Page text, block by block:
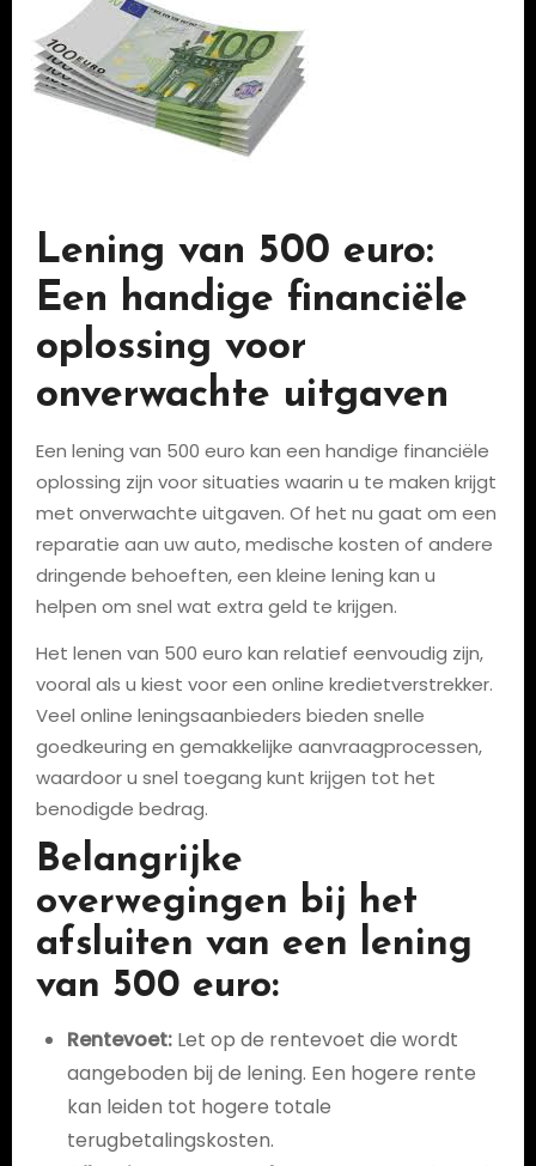
Lening van 500 euro:
Een handige financiële
oplossing voor
onverwachte uitgaven
Een lening van 500 euro kan een handige financiële
oplossing zijn voor situaties waarin u te maken krijgt
met onverwachte uitgaven. Of het nu gaat om een
​​reparatie aan uw auto, medische kosten of andere
dringende behoeften, een kleine lening kan u
helpen om snel wat extra geld te krijgen.
Het lenen van 500 euro kan relatief eenvoudig zijn,
vooral als u kiest voor een online kredietverstrekker.
Veel online leningsaanbieders bieden snelle
goedkeuring en gemakkelijke aanvraagprocessen,
waardoor u snel toegang kunt krijgen tot het
benodigde bedrag.
Belangrijke
overwegingen bij het
afsluiten van een lening
van 500 euro:
Rentevoet:Let op de rentevoet die wordt
aangeboden bij de lening. Een hogere rente
kan leiden tot hogere totale
terugbetalingskosten.